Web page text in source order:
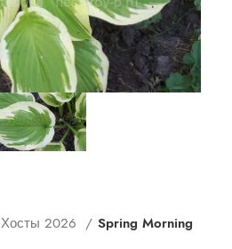
Хосты 2026 Spring Morning